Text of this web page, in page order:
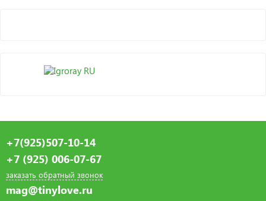
+7(925)507-10-14
+7 (925) 006-07-67
заказать обратный звонок
mag@tinylove.ru